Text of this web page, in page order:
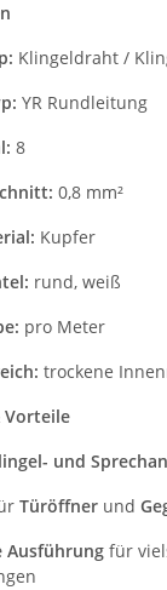
Klingeldraht /
YR Rundleitung
8
0,8 mm²
Kupfer
rund, weiß
pro Meter
trockene
Vorteile
und
Türöffner und
Ausführung für